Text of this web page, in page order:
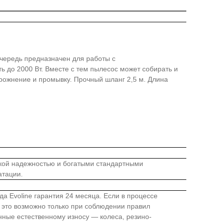
предназначен для работы с
до 2000 Вт. Вместе с тем пылесос может собирать и
и промывку. Прочный шланг 2,5 м. Длина
надежностью и богатыми стандартными
Evoline гарантия 24 месяца. Если в процессе
возможно только при соблюдении правил
естественному износу — колеса, резино-